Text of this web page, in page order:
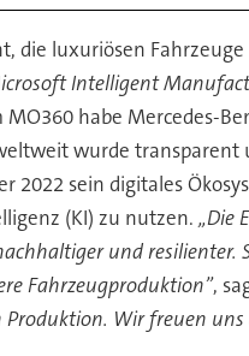
die luxuriösen
Intelligent
habe Mercedes-
wurde
2022 sein digitales
(KI) zu nutzen. „Die
und resilienter.
Fahrzeugproduktion”,
Wir freuen